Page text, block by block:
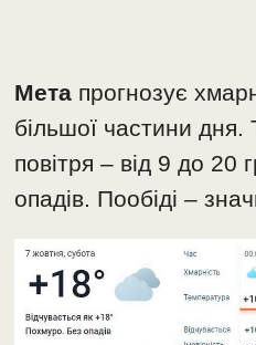
Мета прогнозує
більшої частини
повітря – від 9 до 20
опадів. Пообіді –